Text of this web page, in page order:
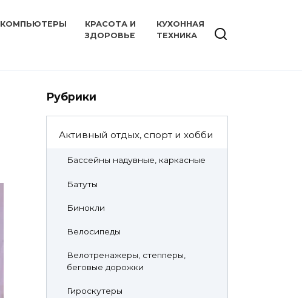
КОМПЬЮТЕРЫ
КРАСОТА И
ЗДОРОВЬЕ
КУХОННАЯ
ТЕХНИКА
Рубрики
Активный отдых, спорт и хобби
Бассейны надувные, каркасные
Батуты
Бинокли
Велосипеды
Велотренажеры, степперы,
беговые дорожки
Гироскутеры